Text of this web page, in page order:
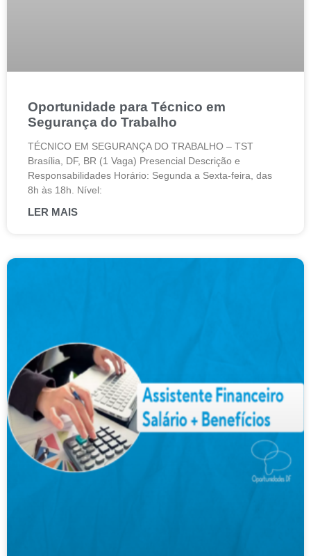
Oportunidade para Técnico em
Segurança do Trabalho
TÉCNICO EM SEGURANÇA DO TRABALHO – TST
Brasília, DF, BR (1 Vaga) Presencial Descrição e
Responsabilidades Horário: Segunda a Sexta-feira, das
8h às 18h. Nível:
LER MAIS